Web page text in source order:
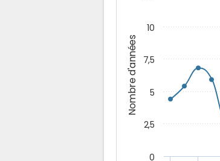
Nombre d'années
0
2,5
5
7,5
10